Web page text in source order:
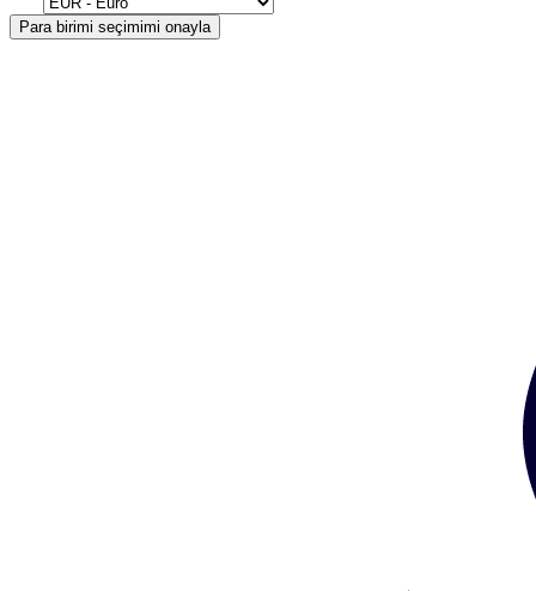
Para birimi seçimimi onayla